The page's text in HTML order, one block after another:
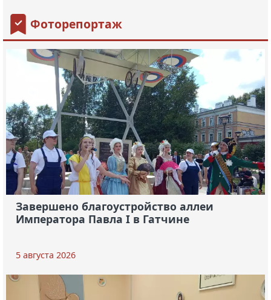
Фоторепортаж
Завершено благоустройство аллеи
Императора Павла I в Гатчине
5 августа 2026